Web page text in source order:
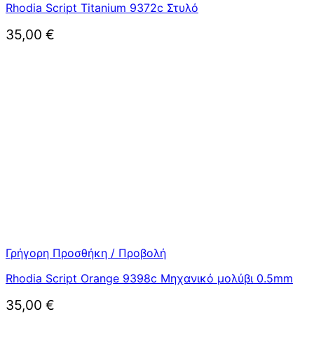
Rhodia Script Titanium 9372c Στυλό
35,00 €
Γρήγορη Προσθήκη / Προβολή
Rhodia Script Orange 9398c Μηχανικό μολύβι 0.5mm
35,00 €